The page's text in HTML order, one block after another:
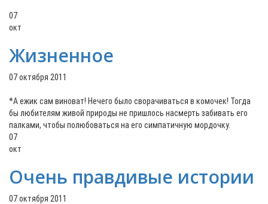
07
окт
Жизненное
07 октября 2011
*А ежик сам виноват! Нечего было сворачиваться в комочек! Тогда
бы любителям живой природы не пришлось насмерть забивать его
палками, чтобы полюбоваться на его симпатичную мордочку.
07
окт
Очень правдивые истории
07 октября 2011